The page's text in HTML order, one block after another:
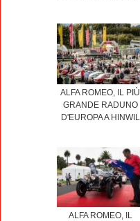
ALFA ROMEO, IL PIÙ
GRANDE RADUNO
D'EUROPA A HINWIL
ALFA ROMEO, IL